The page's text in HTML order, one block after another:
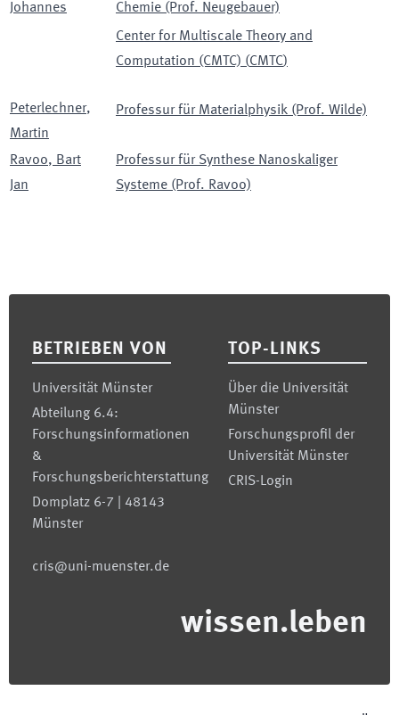
Johannes
Chemie (Prof. Neugebauer)
Center for Multiscale Theory and
Computation (CMTC) (CMTC)
Peterlechner,
Martin
Professur für Materialphysik (Prof. Wilde)
Ravoo, Bart
Jan
Professur für Synthese Nanoskaliger
Systeme (Prof. Ravoo)
BETRIEBEN VON
Universität Münster
Abteilung 6.4:
Forschungsinformationen
&
Forschungsberichterstattung
Domplatz 6-7 | 48143
Münster
cris@uni-muenster.de
TOP-LINKS
Über die Universität
Münster
Forschungsprofil der
Universität Münster
CRIS-Login
wissen.leben